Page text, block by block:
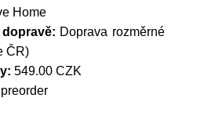
Home
Doprava rozměrné
ČR)
549.00 CZK
preorder